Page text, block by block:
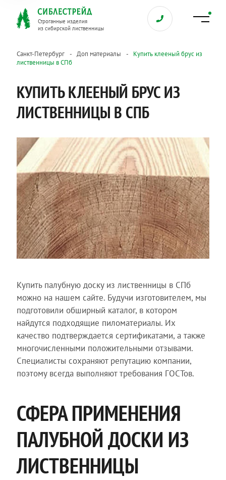
Строганные изделия
из сибирской лиственницы
Санкт-Петербург Доп материалы
Купить клееный брус из
лиственницы в СПб
КУПИТЬ КЛЕЕНЫЙ БРУС ИЗ
ЛИСТВЕННИЦЫ В СПБ
Купить палубную доску из лиственницы в СПб
можно на нашем сайте. Будучи изготовителем, мы
подготовили обширный каталог, в котором
найдутся подходящие пиломатериалы. Их
качество подтверждается сертификатами, а также
многочисленными положительными отзывами.
Специалисты сохраняют репутацию компании,
поэтому всегда выполняют требования ГОСТов.
СФЕРА ПРИМЕНЕНИЯ
ПАЛУБНОЙ ДОСКИ ИЗ
ЛИСТВЕННИЦЫ